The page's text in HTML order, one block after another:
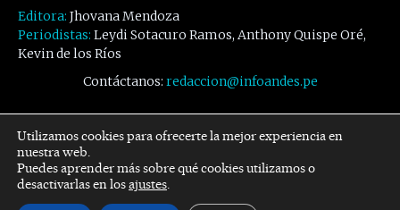
Editora: Jhovana Mendoza
Periodistas: Leydi Sotacuro Ramos, Anthony Quispe Oré,
Kevin de los Ríos
Contáctanos: redaccion@infoandes.pe
Síguenos
Facebook Twitter Youtube
Utilizamos cookies para ofrecerte la mejor experiencia en
nuestra web.
Puedes aprender más sobre qué cookies utilizamos o
desactivarlas en losajustes.